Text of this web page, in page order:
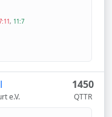
, 11:7
e.V.
1450
QTTR